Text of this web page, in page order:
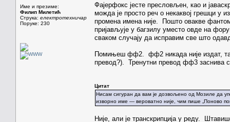
Име и презиме:
Филип Милетић
Струка: електротехничар
Поруке: 230
Фајерфокс јесте пресловљен, као и
можда је просто реч о некаквој грешци у
промена имена није. Пошто овакве
пријављује у багзилу уместо овде на
сваком случају да исправим све што
Помињеш фф2. фф2 никада није издат,
превод?). Тренутни превод фф3 заснива
Цитат
Нисам сигуран да вам је дозвољено од Мозиле да
изворно име — вероватно није, чим пише „Поново
Није, али је транскрипција у реду.